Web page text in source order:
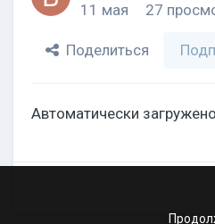
11 мая 27
Поделиться
Автоматически